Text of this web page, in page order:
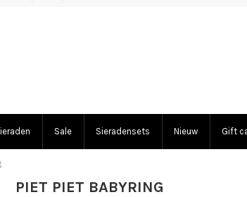
Sale Sieradensets Nieuw Gift
PIET PIET BABYRING